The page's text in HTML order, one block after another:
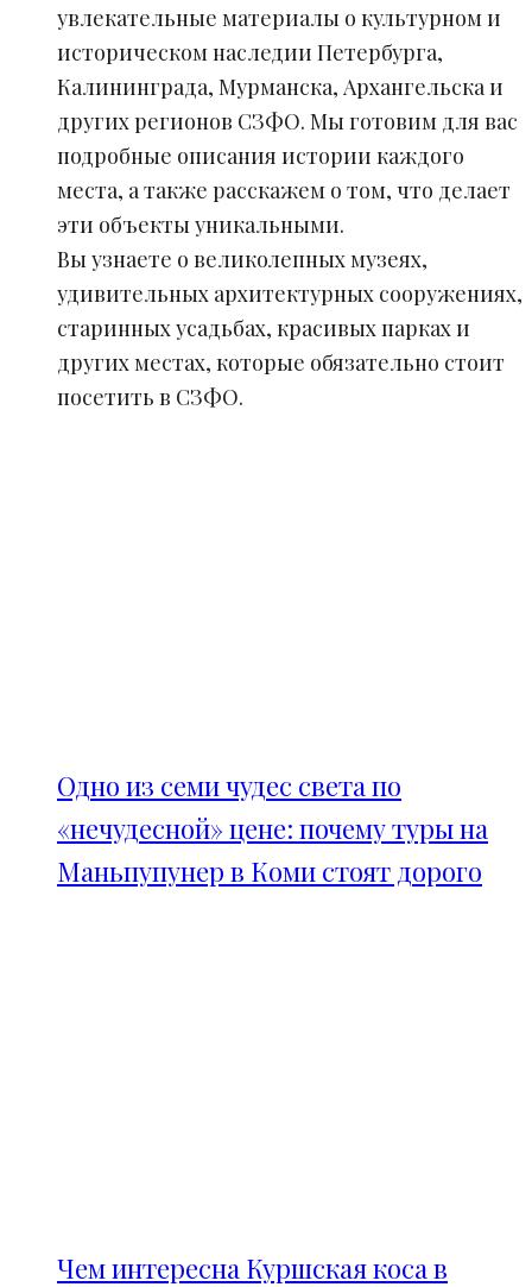
увлекательные материалы о культурном и
историческом наследии Петербурга,
Калининграда, Мурманска, Архангельска и
других регионов СЗФО. Мы готовим для вас
подробные описания истории каждого
места, а также расскажем о том, что делает
эти объекты уникальными.
Вы узнаете о великолепных музеях,
удивительных архитектурных сооружениях,
старинных усадьбах, красивых парках и
других местах, которые обязательно стоит
посетить в СЗФО.
Одно из семи чудес света по
«нечудесной» цене: почему туры на
Маньпупунер в Коми стоят дорого
Чем интересна Куршская коса в